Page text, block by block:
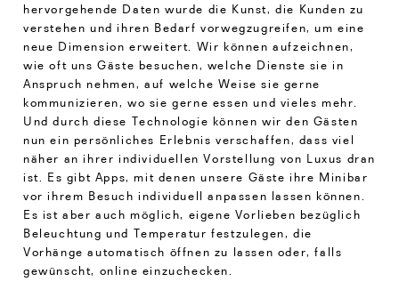
hervorgehende Daten wurde die Kunst, die Kunden zu
verstehen und ihren Bedarf vorwegzugreifen, um eine
neue Dimension erweitert. Wir können aufzeichnen,
wie oft uns Gäste besuchen, welche Dienste sie in
Anspruch nehmen, auf welche Weise sie gerne
kommunizieren, wo sie gerne essen und vieles mehr.
Und durch diese Technologie können wir den Gästen
nun ein persönliches Erlebnis verschaffen, dass viel
näher an ihrer individuellen Vorstellung von Luxus dran
ist. Es gibt Apps, mit denen unsere Gäste ihre Minibar
vor ihrem Besuch individuell anpassen lassen können.
Es ist aber auch möglich, eigene Vorlieben bezüglich
Beleuchtung und Temperatur festzulegen, die
Vorhänge automatisch öffnen zu lassen oder, falls
gewünscht, online einzuchecken.